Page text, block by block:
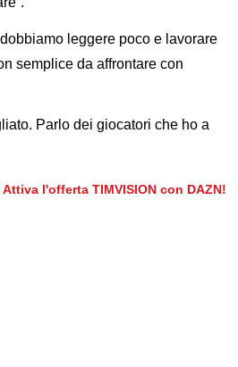
leggere poco e lavorare
semplice da affrontare con
Parlo dei giocatori che ho a
l'offerta TIMVISION con DAZN!